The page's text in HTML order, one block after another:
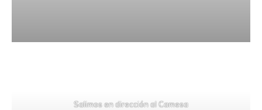
Salimos en dirección al Camesa